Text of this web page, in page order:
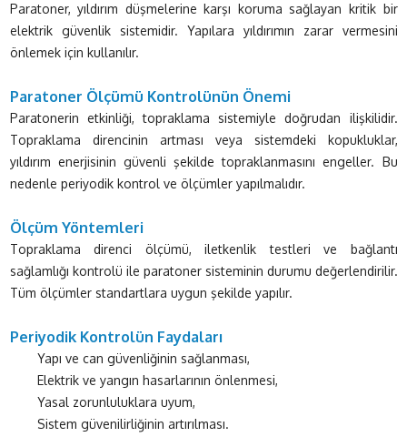
Paratoner, yıldırım düşmelerine karşı koruma sağlayan kritik bir
elektrik güvenlik sistemidir. Yapılara yıldırımın zarar vermesini
önlemek için kullanılır.
Paratoner Ölçümü Kontrolünün Önemi
Paratonerin etkinliği, topraklama sistemiyle doğrudan ilişkilidir.
Topraklama direncinin artması veya sistemdeki kopukluklar,
yıldırım enerjisinin güvenli şekilde topraklanmasını engeller. Bu
nedenle periyodik kontrol ve ölçümler yapılmalıdır.
Ölçüm Yöntemleri
Topraklama direnci ölçümü, iletkenlik testleri ve bağlantı
sağlamlığı kontrolü ile paratoner sisteminin durumu değerlendirilir.
Tüm ölçümler standartlara uygun şekilde yapılır.
Periyodik Kontrolün Faydaları
Yapı ve can güvenliğinin sağlanması,
Elektrik ve yangın hasarlarının önlenmesi,
Yasal zorunluluklara uyum,
Sistem güvenilirliğinin artırılması.